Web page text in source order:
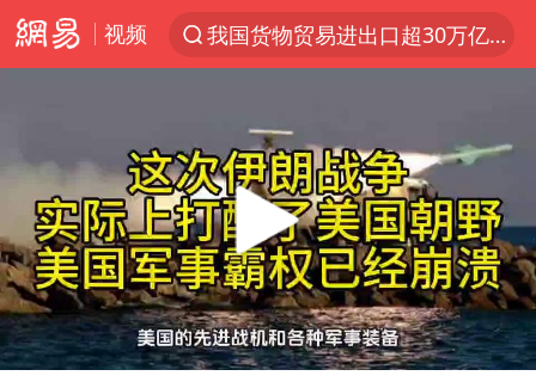
视频
我国货物贸易进出口超30万亿元
台风白海豚加强
泉州市委书记张毅恭被查
佛山通报笔试前13被淘汰后5名进体检
向鹏0-3不敌张本智和
广东雷州通报特教老师招聘违规事件
“立秋的第一杯奶茶”又爆单了
Play
00:00 06:52